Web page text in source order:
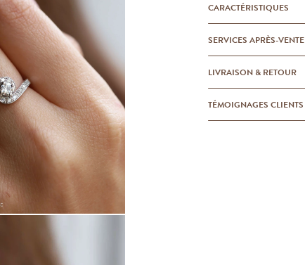
CARACTÉRISTIQUES
SERVICES APRÈS-VENTE
LIVRAISON & RETOUR
TÉMOIGNAGES CLIENTS